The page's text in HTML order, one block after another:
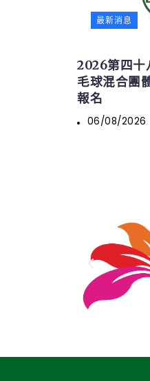
最新消息
2026第四十
毛球混合團
報名
06/08/2026